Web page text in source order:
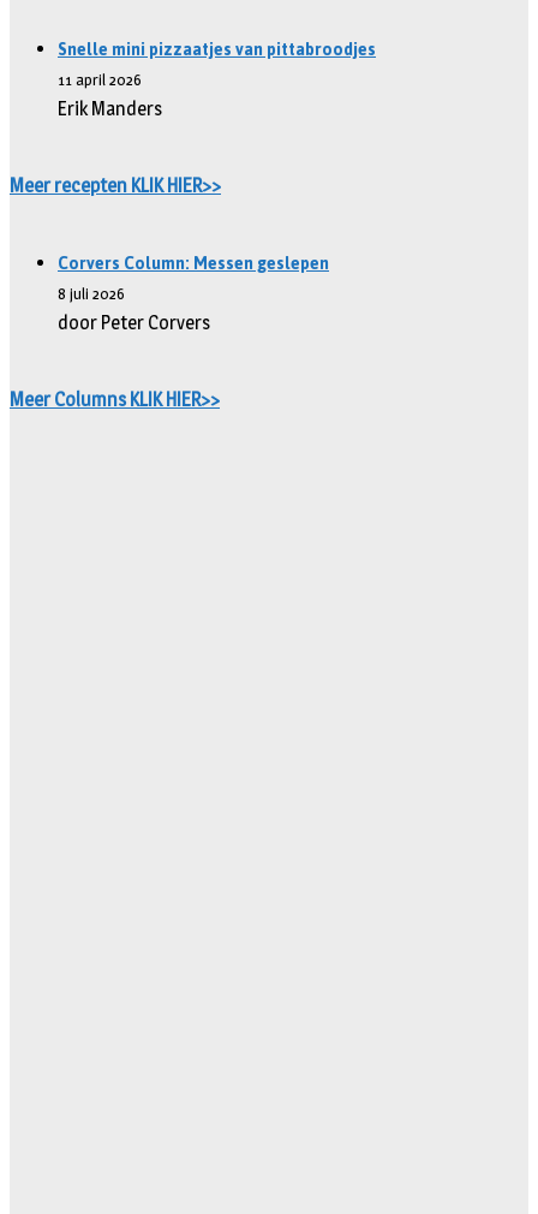
Snelle mini pizzaatjes van pittabroodjes
11 april 2026
Erik Manders
Meer recepten KLIK HIER>>
Corvers Column: Messen geslepen
8 juli 2026
door Peter Corvers
Meer Columns KLIK HIER>>